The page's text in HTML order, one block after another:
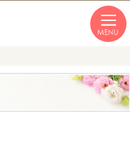
婚相談所なら私たちへ。
る結婚相談所WillMarry